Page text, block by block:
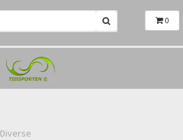
0
Diverse